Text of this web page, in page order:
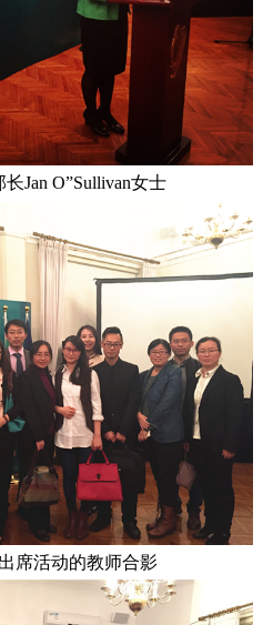
Jan O”Sullivan女士
席活动的教师合影